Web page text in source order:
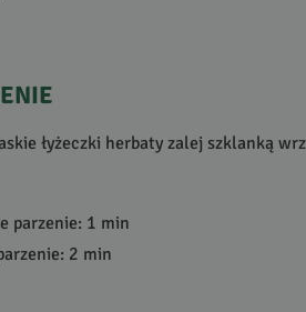
łyżeczki herbaty zalej szklanką
parzenie: 1 min
2 min